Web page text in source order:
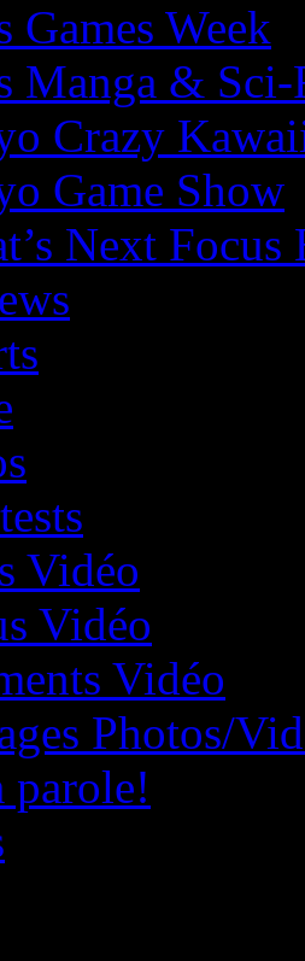
Games Week
Manga &
Crazy
Game Show
Next
Vidéo
Vidéo
Vidéo
Photos/
parole!